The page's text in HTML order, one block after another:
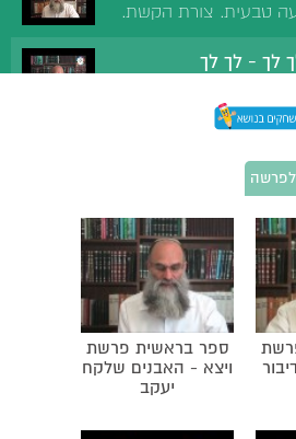
טבעית. צורת הקשת.
לך - לך לך
מקדימים למצוות.
במרץ ובזריזות.
זריזות בעבודת ה'.
שרה- שני חיי שרה
המעלה שיש בכל אחד
היו שווים לטובה.
- כוחה של
מעלת התפילה. הבכי של לאה. הכוונה
- האבנים שלקח
ספר בראשית פרשת
ויצא - האבנים שלקח
יעקב